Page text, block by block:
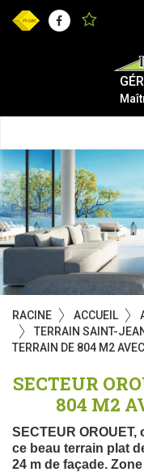
Facebook
RACINE ACCUEIL
TERRAIN SAINT-
TERRAIN DE 804 M2
SECTEUR
804 M2
SECTEUR
ce beau terrain plat
24 m de façade.